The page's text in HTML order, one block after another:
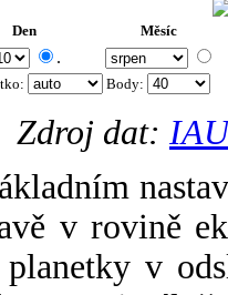
Den Měsíc
.
Body:
Zdroj dat:
v rovině
planetky v